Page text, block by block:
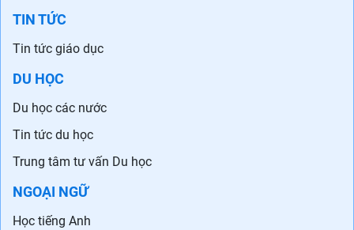
TIN TỨC
Tin tức giáo dục
DU HỌC
Du học các nước
Tin tức du học
Trung tâm tư vấn Du học
NGOẠI NGỮ
Học tiếng Anh